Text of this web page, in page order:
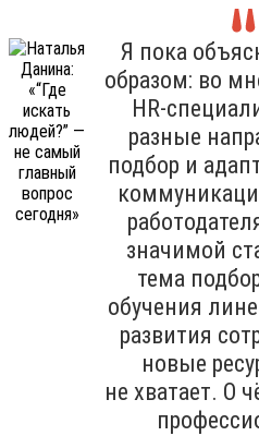
Я пока
образом: во
HR-
разные
подбор и
значимой
тема
обучения
развития
новые
не хватает. О